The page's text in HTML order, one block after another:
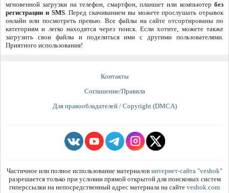
мгновенной загрузки на телефон, смартфон, планшет или компьютер без
регистрации и SMS. Перед скачиванием вы можете прослушать отрывок
онлайн или посмотреть превью. Все файлы на сайте отсортированы по
категориям и легко находятся через поиск. Если хотите, можете также
загрузить свои файлы и поделиться ими с другими пользователями.
Приятного использования!
Контакты
Соглашение/Правила
Для правообладателей / Copyright (DMCA)
Частичное или полное использование материалов интернет-сайта "veshok"
разрешается только при условии прямой открытой для поисковых систем
гиперссылки на непосредственный адрес материала на сайте veshok.com